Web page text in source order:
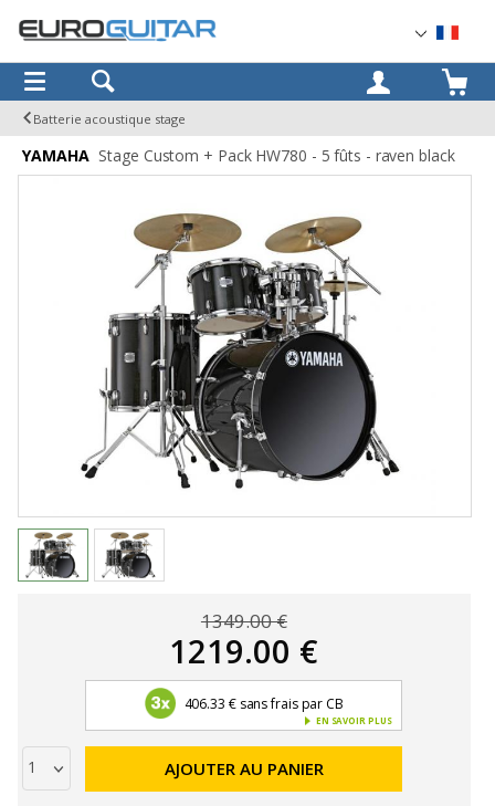
OK
Batterie acoustique stage
YAMAHA Stage Custom + Pack HW780 - 5 fûts - raven black
1349.00 €
1219.00 €
406.33 € sans frais par CB
EN SAVOIR PLUS
AJOUTER AU PANIER